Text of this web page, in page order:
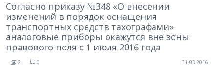
Согласно приказу №348 «О внесении
изменений в порядок оснащения
транспортных средств тахографами»
аналоговые приборы окажутся вне зоны
правового поля с 1 июля 2016 года
2 0 31.03.2016